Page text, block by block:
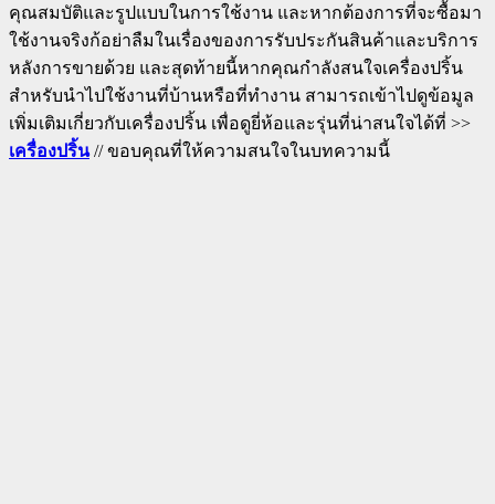
คุณสมบัติและรูปแบบในการใช้งาน และหากต้องการที่จะซื้อมา
ใช้งานจริงก้อย่าลืมในเรื่องของการรับประกันสินค้าและบริการ
หลังการขายด้วย และสุดท้ายนี้หากคุณกำลังสนใจเครื่องปริ้น
สำหรับนำไปใช้งานที่บ้านหรือที่ทำงาน สามารถเข้าไปดูข้อมูล
เพิ่มเติมเกี่ยวกับเครื่องปริ้น เพื่อดูยี่ห้อและรุ่นที่น่าสนใจได้ที่ >>
เครื่องปริ้น// ขอบคุณที่ให้ความสนใจในบทความนี้